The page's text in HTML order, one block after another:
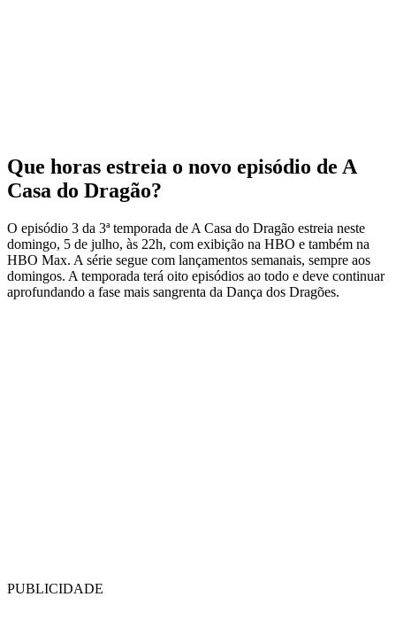
Que horas estreia o novo episódio de A
Casa do Dragão?
O episódio 3 da 3ª temporada de A Casa do Dragão estreia neste
domingo, 5 de julho, às 22h, com exibição na HBO e também na
HBO Max. A série segue com lançamentos semanais, sempre aos
domingos. A temporada terá oito episódios ao todo e deve continuar
aprofundando a fase mais sangrenta da Dança dos Dragões.
PUBLICIDADE